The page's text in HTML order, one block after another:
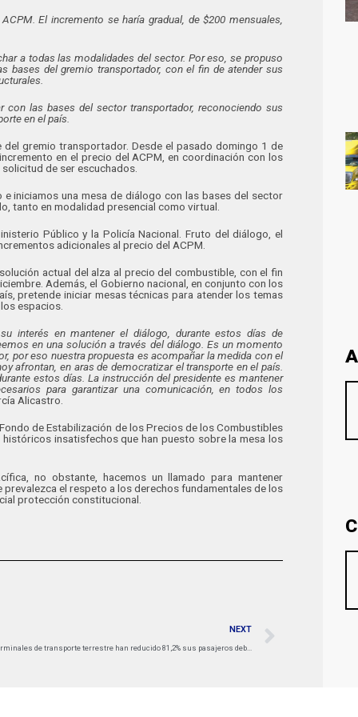
El incremento se haría gradual, de $200 mensuales,
a todas las modalidades del sector. Por eso, se propuso
bases del gremio transportador, con el fin de atender sus
las bases del sector transportador, reconociendo sus
en el país.
gremio transportador. Desde el pasado domingo 1 de
en el precio del ACPM, en coordinación con los
de ser escuchados.
iniciamos una mesa de diálogo con las bases del sector
tanto en modalidad presencial como virtual.
Público y la Policía Nacional. Fruto del diálogo, el
adicionales al precio del ACPM.
actual del alza al precio del combustible, con el fin
Además, el Gobierno nacional, en conjunto con los
pretende iniciar mesas técnicas para atender los temas
espacios.
interés en mantener el diálogo, durante estos días de
en una solución a través del diálogo. Es un momento
por eso nuestra propuesta es acompañar la medida con el
afrontan, en aras de democratizar el transporte en el país.
estos días. La instrucción del presidente es mantener
para garantizar una comunicación, en todos los
Alicastro.
de Estabilización de los Precios de los Combustibles
insatisfechos que han puesto sobre la mesa los
no obstante, hacemos un llamado para mantener
el respeto a los derechos fundamentales de los
protección constitucional.
NEXT
Terminales de transporte terrestre han reducido 81,2% sus pasajeros debido a los cierres viales